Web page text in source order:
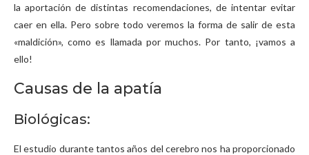
la aportación de distintas recomendaciones, de intentar evitar
caer en ella. Pero sobre todo veremos la forma de salir de esta
«maldición», como es llamada por muchos. Por tanto, ¡vamos a
ello!
Causas de la apatía
Biológicas:
El estudio durante tantos años del cerebro nos ha proporcionado